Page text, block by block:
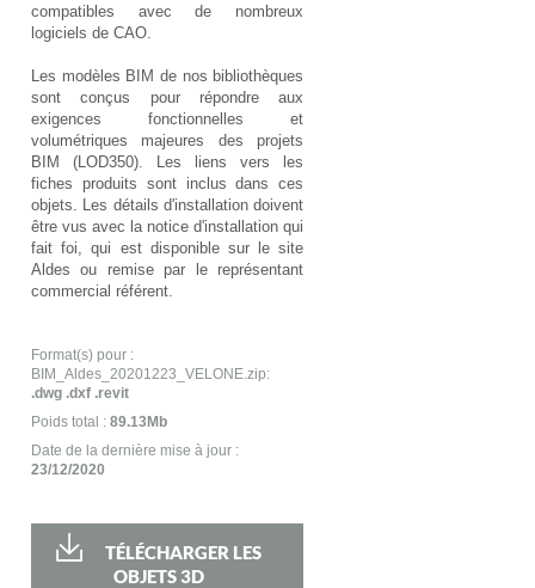
compatibles avec de nombreux
logiciels de CAO.
Les modèles BIM de nos bibliothèques
sont conçus pour répondre aux
exigences fonctionnelles et
volumétriques majeures des projets
BIM (LOD350). Les liens vers les
fiches produits sont inclus dans ces
objets. Les détails d'installation doivent
être vus avec la notice d'installation qui
fait foi, qui est disponible sur le site
Aldes ou remise par le représentant
commercial référent.
Format(s) pour :
BIM_Aldes_20201223_VELONE.zip:
.dwg .dxf .revit
Poids total : 89.13Mb
Date de la dernière mise à jour :
23/12/2020
TÉLÉCHARGER LES
OBJETS 3D